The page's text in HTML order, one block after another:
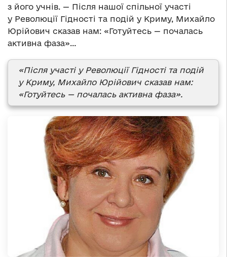
з його учнів. — Після нашої спільної участі
у Революції Гідності та подій у Криму, Михайло
Юрійович сказав нам: «Готуйтесь — почалась
активна фаза»…
«Після участі у Революції Гідності та подій
у Криму, Михайло Юрійович сказав нам:
«Готуйтесь — почалась активна фаза».